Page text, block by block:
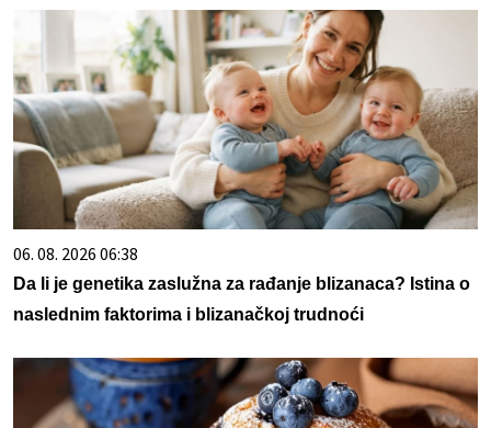
06. 08. 2026 06:38
Da li je genetika zaslužna za rađanje blizanaca? Istina o
naslednim faktorima i blizanačkoj trudnoći